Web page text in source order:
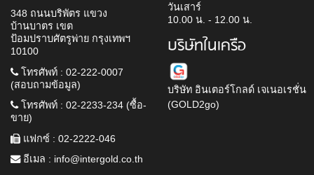
348 ถนนบริพัตร แขวง
บ้านบาตร เขต
ป้อมปราบศัตรูพ่าย กรุงเทพฯ
10100
โทรศัพท์ : 02-222-0007
(สอบถามข้อมูล)
โทรศัพท์ : 02-2233-234 (ซื้อ-
ขาย)
แฟกซ์ : 02-2222-046
อีเมล : info@intergold.co.th
วันเสาร์
10.00 น. - 12.00 น.
บริษัทในเครือ
บริษัท อินเตอร์โกลด์ เจเนอเรชั่น
(GOLD2go)